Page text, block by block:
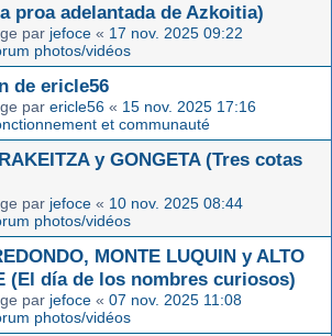
proa adelantada de Azkoitia)
par jefoce « 17 nov. 2025 09:22
photos/vidéos
de ericle56
par ericle56 « 15 nov. 2025 17:16
et communauté
y GONGETA (Tres cotas
par jefoce « 10 nov. 2025 08:44
photos/vidéos
MONTE LUQUIN y ALTO
(El día de los nombres curiosos)
par jefoce « 07 nov. 2025 11:08
photos/vidéos